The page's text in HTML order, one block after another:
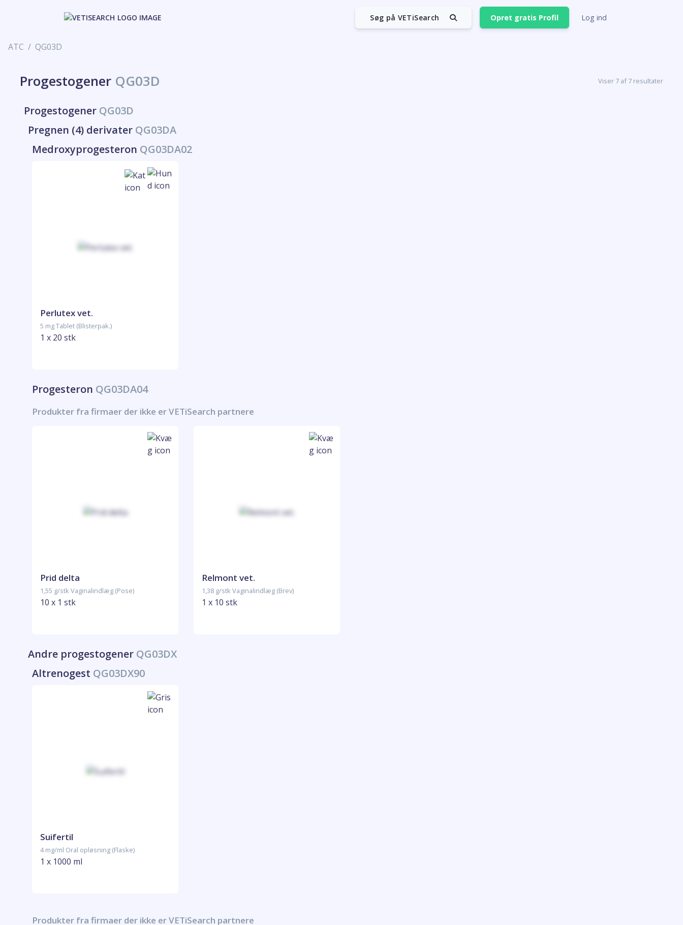
Søg på VETiSearch Opret gratis Profil Log ind
ATC QG03D
Progestogener QG03D Viser 7 af 7 resultater
Progestogener QG03D
Pregnen (4) derivater QG03DA
Medroxyprogesteron QG03DA02
Perlutex vet.
5 mg Tablet (Blisterpak.)
1 x 20 stk
Progesteron QG03DA04
Produkter fra firmaer der ikke er VETiSearch partnere
Prid delta
1,55 g/stk Vaginalindlæg (Pose)
10 x 1 stk
Relmont vet.
1,38 g/stk Vaginalindlæg (Brev)
1 x 10 stk
Andre progestogener QG03DX
Altrenogest QG03DX90
Suifertil
4 mg/ml Oral opløsning (Flaske)
1 x 1000 ml
Produkter fra firmaer der ikke er VETiSearch partnere